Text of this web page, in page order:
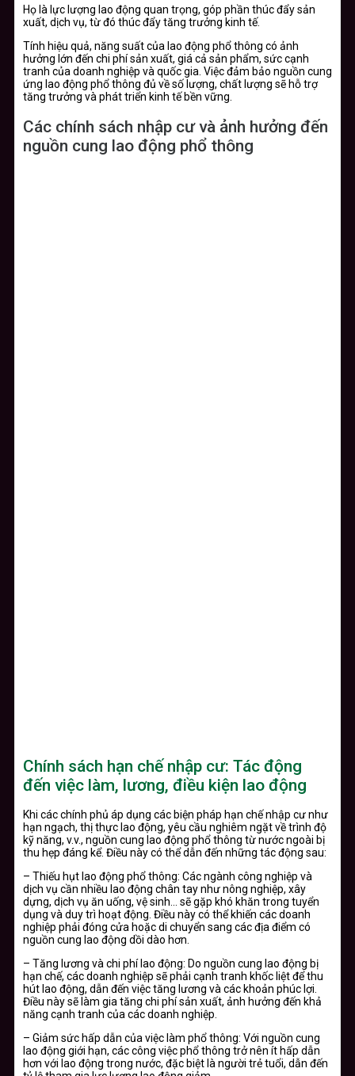
Họ là lực lượng lao động quan trọng, góp phần thúc đẩy sản
xuất, dịch vụ, từ đó thúc đẩy tăng trưởng kinh tế.
Tính hiệu quả, năng suất của lao động phổ thông có ảnh
hưởng lớn đến chi phí sản xuất, giá cả sản phẩm, sức cạnh
tranh của doanh nghiệp và quốc gia. Việc đảm bảo nguồn cung
ứng lao động phổ thông đủ về số lượng, chất lượng sẽ hỗ trợ
tăng trưởng và phát triển kinh tế bền vững.
Các chính sách nhập cư và ảnh hưởng đến
nguồn cung lao động phổ thông
Chính sách hạn chế nhập cư: Tác động
đến việc làm, lương, điều kiện lao động
Khi các chính phủ áp dụng các biện pháp hạn chế nhập cư như
hạn ngạch, thị thực lao động, yêu cầu nghiêm ngặt về trình độ
kỹ năng, v.v., nguồn cung lao động phổ thông từ nước ngoài bị
thu hẹp đáng kể. Điều này có thể dẫn đến những tác động sau:
– Thiếu hụt lao động phổ thông: Các ngành công nghiệp và
dịch vụ cần nhiều lao động chân tay như nông nghiệp, xây
dựng, dịch vụ ăn uống, vệ sinh… sẽ gặp khó khăn trong tuyển
dụng và duy trì hoạt động. Điều này có thể khiến các doanh
nghiệp phải đóng cửa hoặc di chuyển sang các địa điểm có
nguồn cung lao động dồi dào hơn.
– Tăng lương và chi phí lao động: Do nguồn cung lao động bị
hạn chế, các doanh nghiệp sẽ phải cạnh tranh khốc liệt để thu
hút lao động, dẫn đến việc tăng lương và các khoản phúc lợi.
Điều này sẽ làm gia tăng chi phí sản xuất, ảnh hưởng đến khả
năng cạnh tranh của các doanh nghiệp.
– Giảm sức hấp dẫn của việc làm phổ thông: Với nguồn cung
lao động giới hạn, các công việc phổ thông trở nên ít hấp dẫn
hơn với lao động trong nước, đặc biệt là người trẻ tuổi, dẫn đến